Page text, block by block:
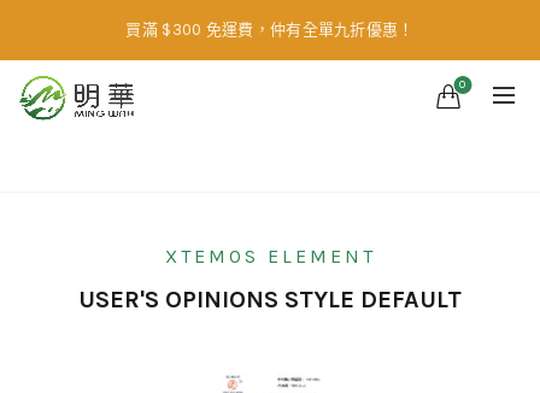
買滿 $300 免運費，仲有全單九折優惠！
0
XTEMOS ELEMENT
USER'S OPINIONS STYLE DEFAULT